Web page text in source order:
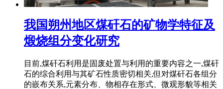
我国朔州地区煤矸石的矿物学特征及
煅烧组分变化研究
目前,煤矸石利用是固废处置与利用的重要内容之一,煤矸
石的综合利用与其矿石性质密切相关,但对煤矸石各组分
的嵌布关系,元素分布、物相存在形式、微观形貌等相关